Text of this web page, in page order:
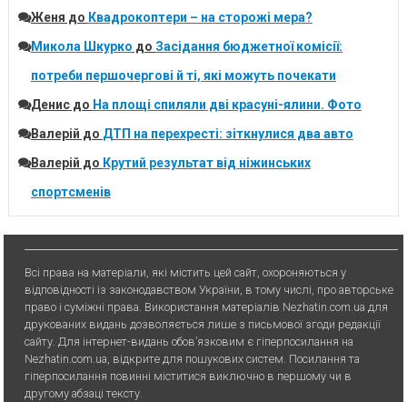
Женя до Квадрокоптери – на сторожі мера?
Микола Шкурко до Засідання бюджетної комісії:
потреби першочергові й ті, які можуть почекати
Денисдо На площі спиляли дві красуні-ялини. Фото
Валерій до ДТП на перехресті: зіткнулися два авто
Валерій до Крутий результат від ніжинських
спортсменів
Всі права на матеріали, які містить цей сайт, охороняються у
відповідності із законодавством України, в тому числі, про авторське
право і суміжні права. Використання матерiалiв Nezhatin.com.ua для
друкованих видань дозволяється лише з письмової згоди редакції
сайту. Для iнтернет-видань обов’язковим є гiперпосилання на
Nezhatin.com.ua, відкрите для пошукових систем. Посилання та
гіперпосилання повинні міститися виключно в першому чи в
другому абзаці тексту.